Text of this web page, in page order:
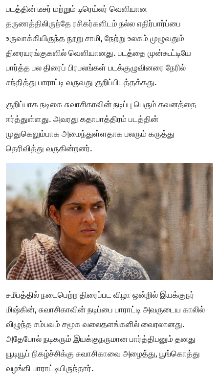
படத்தின் டீசர் மற்றும் டிரெய்லர் வெளியான
தருணத்திலிருந்தே ரசிகர்களிடம் நல்ல எதிர்பார்ப்பை
உருவாக்கியிருந்த நூறு சாமி, நேற்று உலகம் முழுவதும்
திரையரங்குகளில் வெளியானது. படத்தை முன்கூட்டியே
பார்த்த பல திரைப் பிரபலங்கள் படக்குழுவினரை நேரில்
சந்தித்து பாராட்டி வருவது குறிப்பிடத்தக்கது.
குறிப்பாக நடிகை சுவாசிகாவின் நடிப்பு பெரும் கவனத்தை
ஈர்த்துள்ளது. அவரது கதாபாத்திரம் படத்தின்
முதுகெலும்பாக அமைந்துள்ளதாக பலரும் கருத்து
தெரிவித்து வருகின்றனர்.
சமீபத்தில் நடைபெற்ற திரைப்பட விழா ஒன்றில் இயக்குநர்
மிஷ்கின், சுவாசிகாவின் நடிப்பை பாராட்டி அவருடைய காலில்
விழுந்த சம்பவம் சமூக வலைதளங்களில் வைரலானது.
அதேபோல் நடிகரும் இயக்குநருமான பார்த்திபனும் தனது
யூடியூப் நிகழ்ச்சிக்கு சுவாசிகாவை அழைத்து, பூங்கொத்து
வழங்கி பாராட்டியிருந்தார்.